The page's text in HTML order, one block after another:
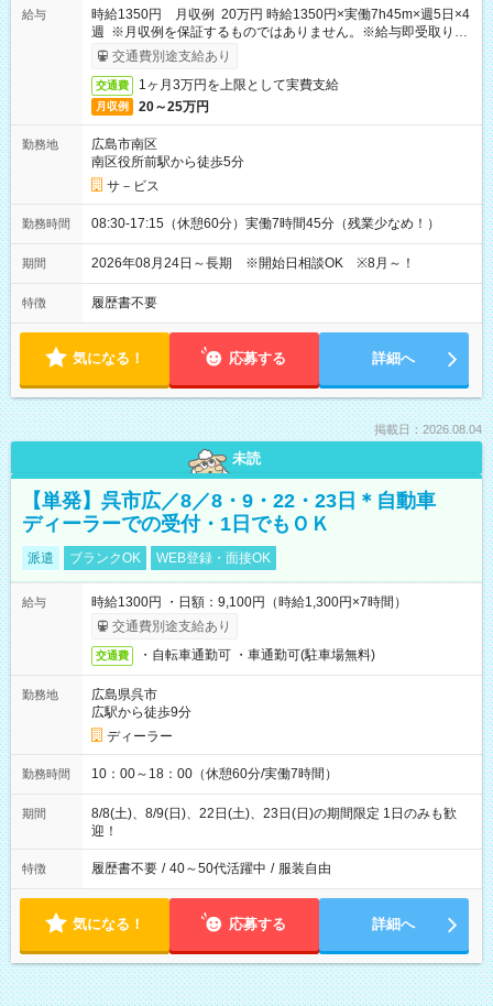
給与
時給1350円 月収例 20万円 時給1350円×実働7h45m×週5日×4
週 ※月収例を保証するものではありません。※給与即受取りサ
ービス利用可（利用条件有）
交通費別途支給あり
交通費 1ヶ月3万円を上限として実費支給
月収例 20～25万円
勤務地
広島市南区
南区役所前駅から徒歩5分
サ－ビス
勤務時間 08:30-17:15（休憩60分）実働7時間45分（残業少なめ！）
期間 2026年08月24日～長期 ※開始日相談OK ※8月～！
特徴 履歴書不要
気になる！ 応募する 詳細へ
掲載日：2026.08.04
未読
【単発】呉市広／8／8・9・22・23日＊自動車
ディーラーでの受付・1日でもＯＫ
派遣 ブランクOK WEB登録・面接OK
給与
時給1300円 ・日額：9,100円（時給1,300円×7時間）
交通費別途支給あり
交通費 ・自転車通勤可 ・車通勤可(駐車場無料)
勤務地
広島県呉市
広駅から徒歩9分
ディーラー
勤務時間 10：00～18：00（休憩60分/実働7時間）
期間
8/8(土)、8/9(日)、22日(土)、23日(日)の期間限定 1日のみも歓
迎！
特徴 履歴書不要 / 40～50代活躍中 / 服装自由
気になる！ 応募する 詳細へ